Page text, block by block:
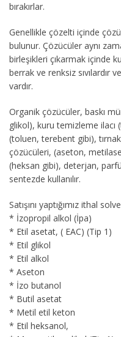
bırakırlar.
Genellikle çözelti içinde
bulunur. Çözücüler aynı
birleşikleri çıkarmak içinde
berrak ve renksiz sıvılardır
vardır.
Organik çözücüler, baskı
glikol), kuru temizleme
(toluen, terebent gibi), tırnak
çözücüleri, (aseton,
(heksan gibi), deterjan,
sentezde kullanılır.
Satışını yaptığımız ithal
* İzopropil alkol (İpa)
* Etil asetat, ( EAC) (Tip 1)
* Etil glikol
* Etil alkol
* Aseton
* İzo butanol
* Butil asetat
* Metil etil keton
* Etil heksanol,